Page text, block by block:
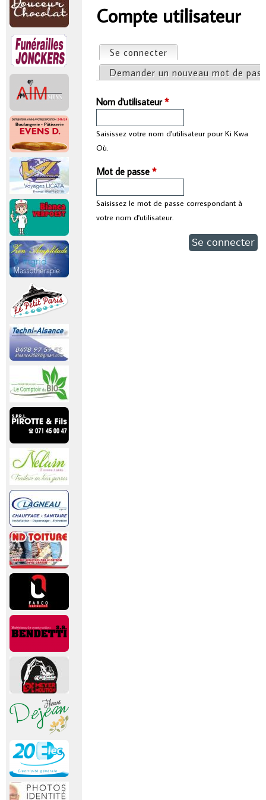
Vous êtes ici
Compte utilisateur
Onglets principaux
Se connecter
Demander un nouveau mot de
Nom d'utilisateur*
Saisissez votre nom d'utilisateur pour Ki Kwa
Où.
Mot de passe*
Saisissez le mot de passe correspondant à
votre nom d'utilisateur.
r
n
p
a